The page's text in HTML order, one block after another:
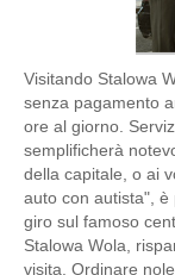
Visitando Stalowa
senza pagamento
ore al giorno.
semplificherà
della capitale, o ai
auto con autista", è
giro sul famoso
Stalowa Wola,
visita. Ordinare